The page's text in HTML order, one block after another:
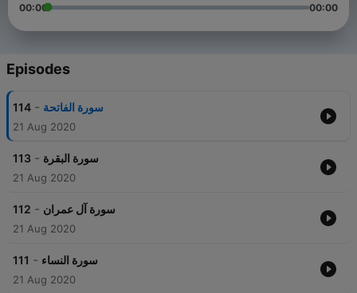
00:00 00:00
Episodes
114 - سورة الفاتحة
21 Aug 2020
113 - سورة البقرة
21 Aug 2020
112 - سورة آل عمران
21 Aug 2020
111 - سورة النساء
21 Aug 2020